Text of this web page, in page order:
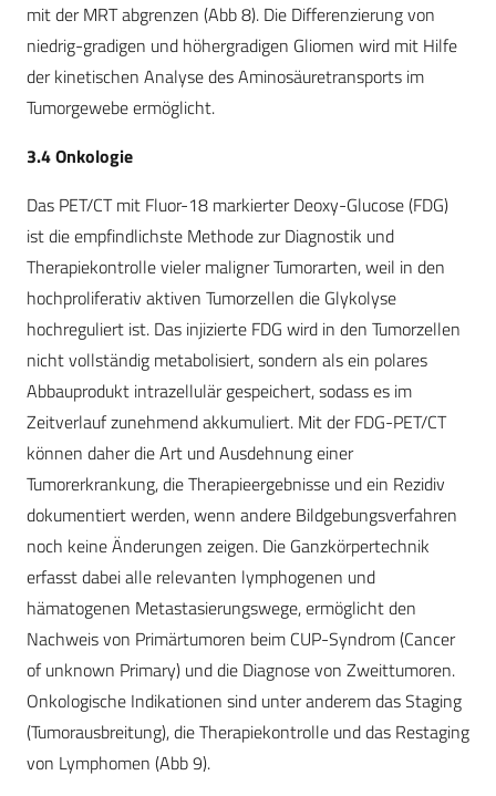
mit der MRT abgrenzen (Abb 8). Die Differenzierung von
niedrig-gradigen und höhergradigen Gliomen wird mit Hilfe
der kinetischen Analyse des Aminosäuretransports im
Tumorgewebe ermöglicht.
3.4 Onkologie
Das PET/CT mit Fluor-18 markierter Deoxy-Glucose (FDG)
ist die empfindlichste Methode zur Diagnostik und
Therapiekontrolle vieler maligner Tumorarten, weil in den
hochproliferativ aktiven Tumorzellen die Glykolyse
hochreguliert ist. Das injizierte FDG wird in den Tumorzellen
nicht vollständig metabolisiert, sondern als ein polares
Abbauprodukt intrazellulär gespeichert, sodass es im
Zeitverlauf zunehmend akkumuliert. Mit der FDG-PET/CT
können daher die Art und Ausdehnung einer
Tumorerkrankung, die Therapieergebnisse und ein Rezidiv
dokumentiert werden, wenn andere Bildgebungsverfahren
noch keine Änderungen zeigen. Die Ganzkörpertechnik
erfasst dabei alle relevanten lymphogenen und
hämatogenen Metastasierungswege, ermöglicht den
Nachweis von Primärtumoren beim CUP-Syndrom (Cancer
of unknown Primary) und die Diagnose von Zweittumoren.
Onkologische Indikationen sind unter anderem das Staging
(Tumorausbreitung), die Therapiekontrolle und das Restaging
von Lymphomen (Abb 9).